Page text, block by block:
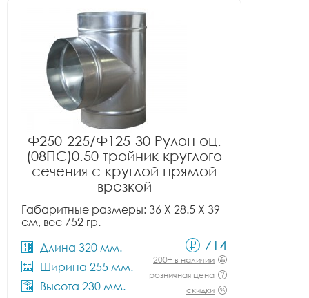
Ф250-225/Ф125-30 Рулон оц.
(08ПС)0.50 тройник круглого
сечения с круглой прямой
врезкой
Габаритные размеры: 36 X 28.5 X 39
см, вес 752 гр.
Длина 320 мм.
Ширина 255 мм.
Высота 230 мм.
714
200+ в наличии
розничная цена
скидки